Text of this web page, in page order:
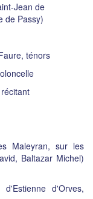
Jean de
de Passy)
ténors
Maleyran, sur les
Baltazar Michel)
d'Orves,